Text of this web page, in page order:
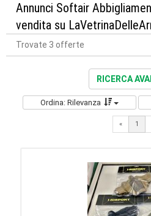
Annunci Softair
vendita su
Trovate 3 offerte
RICERCA
Ordina: Rilevanza
« 1